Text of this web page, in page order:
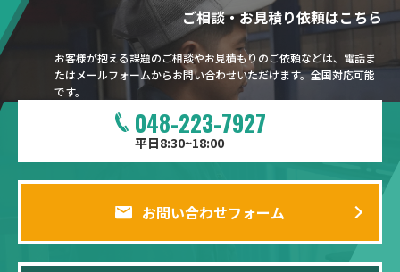
ご相談・お見積り依頼はこちら
お客様が抱える課題のご相談やお見積もりのご依頼などは、電話ま
たはメールフォームからお問い合わせいただけます。全国対応可能
です。
048-223-7927
平日8:30~18:00
お問い合わせフォーム